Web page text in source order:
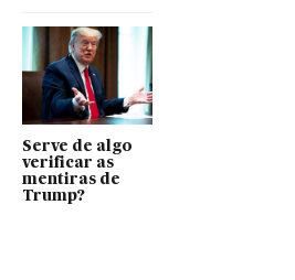
Serve de algo
verificar as
mentiras de
Trump?